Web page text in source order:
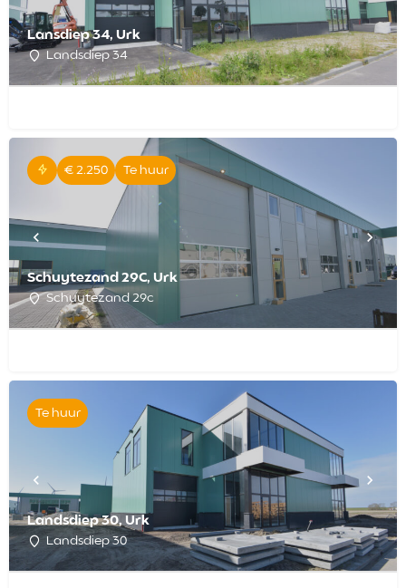
Lansdiep 34, Urk
Landsdiep 34
Schuytezand 29C, Urk
Schuytezand 29c
€ 2.250 Te huur
Landsdiep 30, Urk
Landsdiep 30
Te huur